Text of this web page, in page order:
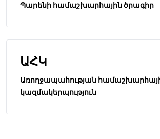
Պարենի համաշխարհային ծրագիր
ԱՀԿ
Առողջապահության
կազմակերպություն